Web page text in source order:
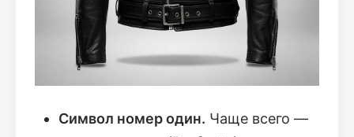
Символ номер один. Чаще всего —